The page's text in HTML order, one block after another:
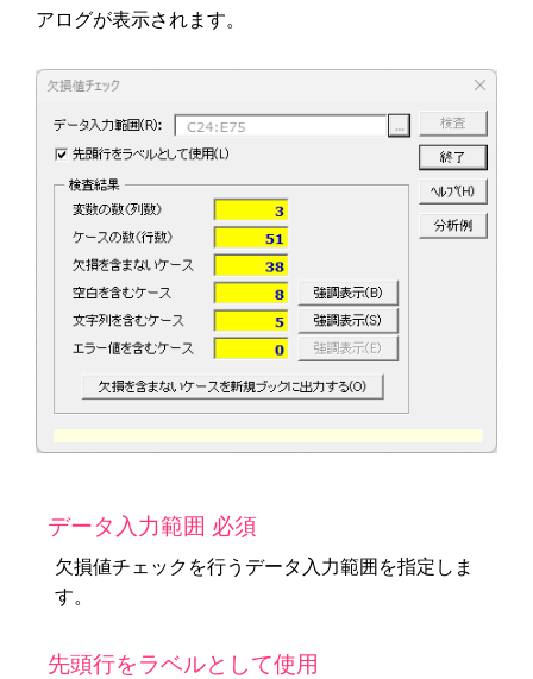
アログが表示されます。
データ入力範囲 必須
欠損値チェックを行うデータ入力範囲を指定しま
す。
先頭行をラベルとして使用